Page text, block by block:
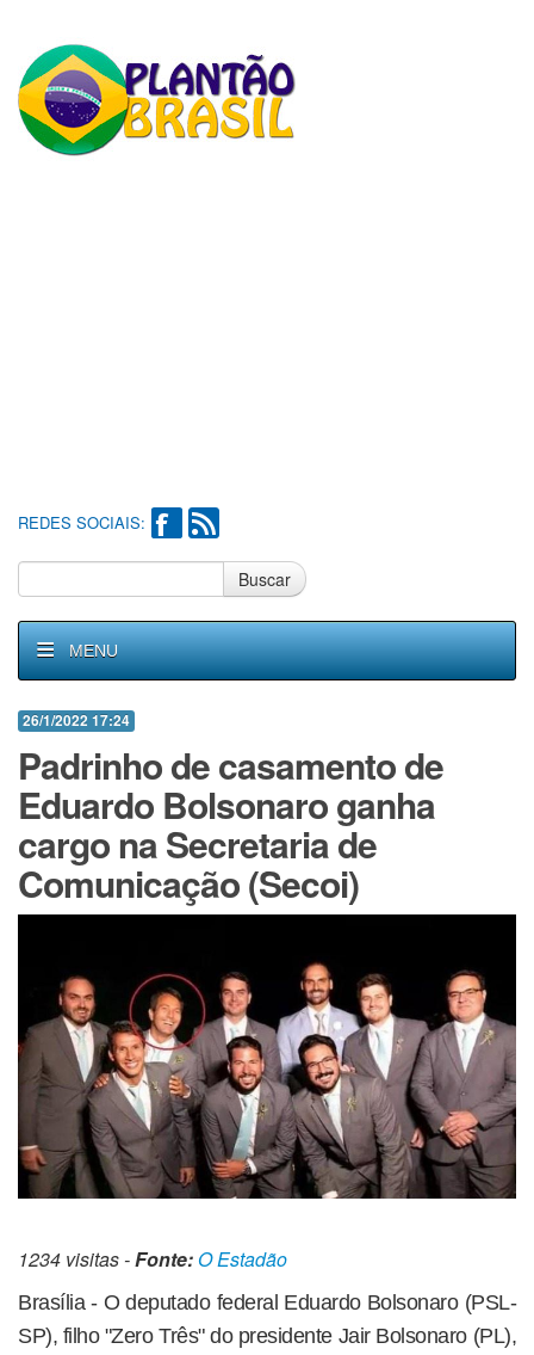
REDES SOCIAIS:
Buscar
MENU
26/1/2022 17:24
Padrinho de casamento de
Eduardo Bolsonaro ganha
cargo na Secretaria de
Comunicação (Secoi)
1234 visitas -Fonte:O Estadão
Brasília - O deputado federal Eduardo Bolsonaro (PSL-
SP), filho "Zero Três" do presidente Jair Bolsonaro (PL),